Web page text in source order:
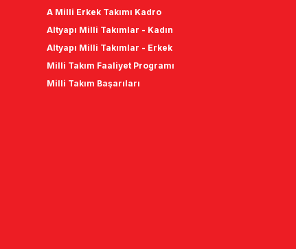
A Milli Erkek Takımı Kadro
Altyapı Milli Takımlar - Kadın
Altyapı Milli Takımlar - Erkek
Milli Takım Faaliyet Programı
Milli Takım Başarıları